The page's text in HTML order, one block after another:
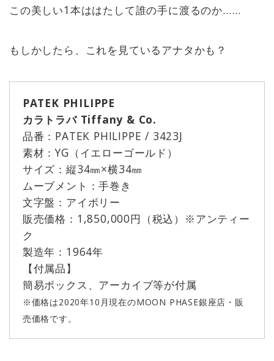
この美しい1本ははたして誰の手に渡るのか……
もしかしたら、これを見ているアナタかも？
PATEK PHILIPPE
カラトラバ Tiffany & Co.
品番：PATEK PHILIPPE / 3423J
素材：YG（イエローゴールド）
サイズ：縦34㎜×横34㎜
ムーブメント：手巻き
文字盤：アイボリー
販売価格：1,850,000円（税込）※アンティー
ク
製造年：1964年
【付属品】
簡易ボックス、アーカイブ等が付属
※価格は2020年10月現在のMOON PHASE銀座店・販
売価格です。